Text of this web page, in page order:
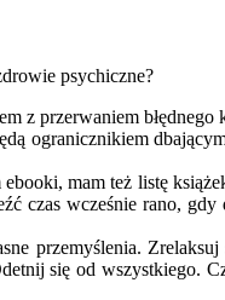
psychiczne?
z przerwaniem
ogranicznikiem
mam też listę
czas wcześnie rano,
przemyślenia.
się od wszystkiego.